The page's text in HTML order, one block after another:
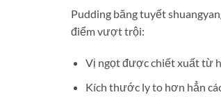
Pudding băng tuyết
điểm vượt trội:
Vị ngọt được chiết xuất từ
Kích thước ly to hơn hẳn